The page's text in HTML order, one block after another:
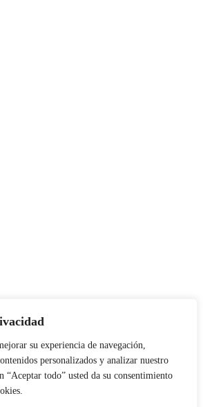
su experiencia de navegación,
personalizados y analizar nuestro
todo” usted da su consentimiento